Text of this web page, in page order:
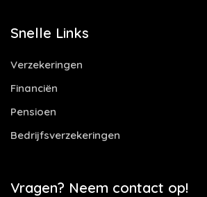
Snelle Links
Verzekeringen
Financiën
Pensioen
Bedrijfsverzekeringen
Vragen? Neem contact op!